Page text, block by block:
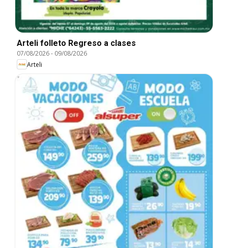
Arteli folleto Regreso a clases
07/08/2026- 09/08/2026
Arteli